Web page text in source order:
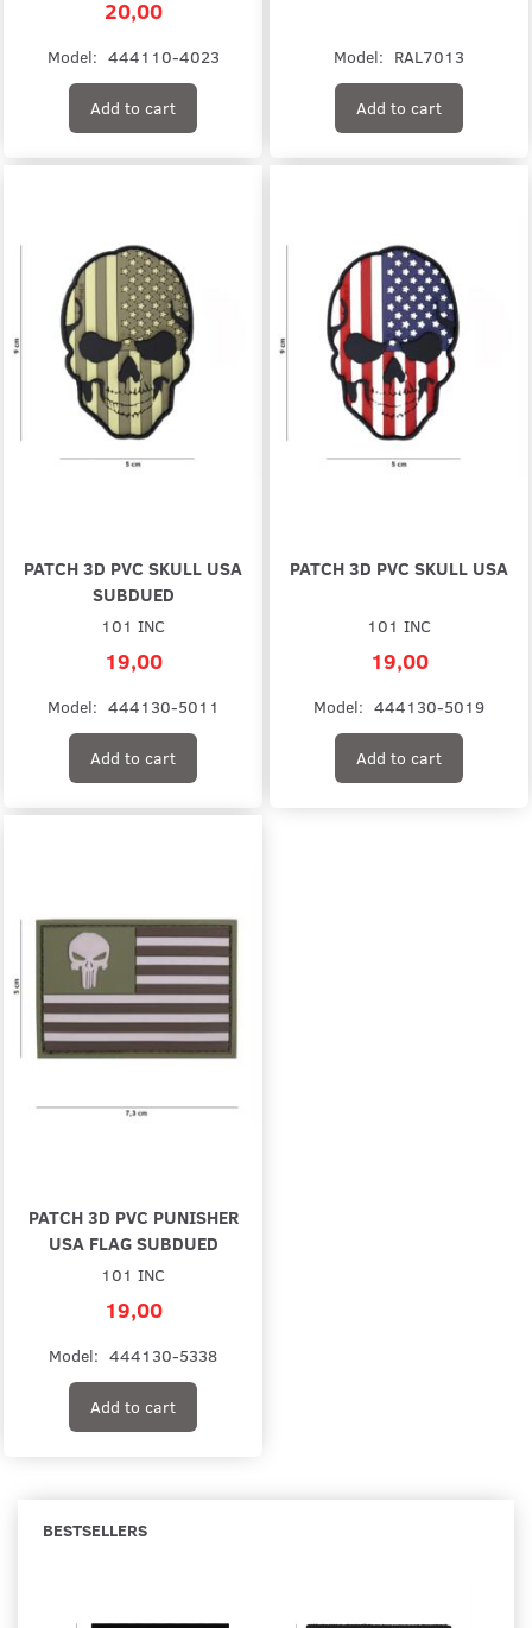
20,00
Model: 444110-4023
Add to cart
Model: RAL7013
Add to cart
PATCH 3D PVC SKULL USA
SUBDUED
101 INC
19,00
Model: 444130-5011
Add to cart
PATCH 3D PVC SKULL USA
101 INC
19,00
Model: 444130-5019
Add to cart
PATCH 3D PVC PUNISHER
USA FLAG SUBDUED
101 INC
19,00
Model: 444130-5338
Add to cart
BESTSELLERS